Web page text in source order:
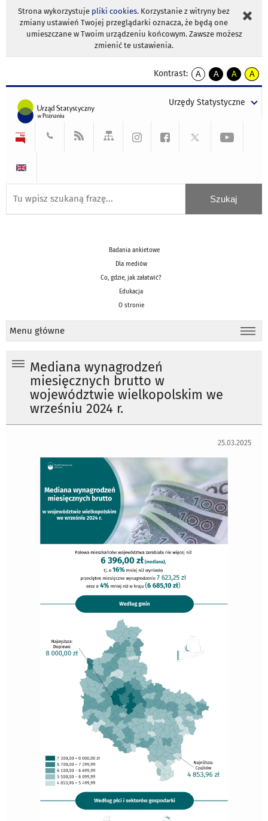
Strona wykorzystuje pliki cookies. Korzystanie z witryny bez
zmiany ustawień Twojej przeglądarki oznacza, że będą one
umieszczane w Twoim urządzeniu końcowym. Zawsze możesz
zmienić te ustawienia.
Kontrast:
A
kontrast
A
kontrast
tekst
czarnym
A
kontrast
tekst
czarnym
A
tekst
żółtym
Urzędy Statystyczne
Badania ankietowe
Dla mediów
Co, gdzie, jak załatwić?
Edukacja
O stronie
Menu główne
Mediana wynagrodzeń
miesięcznych brutto w
województwie wielkopolskim we
wrześniu 2024 r.
25.03.2025